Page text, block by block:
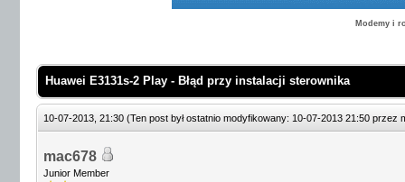
Modemy i
Huawei E3131s-2 Play - Błąd przy instalacji sterownika
10-07-2013, 21:30 (Ten post był ostatnio modyfikowany: 10-07-2013 21:50 przez
mac678
Junior Member